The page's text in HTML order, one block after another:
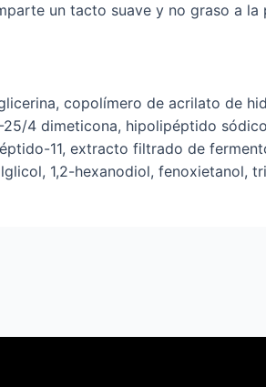
un tacto suave y no graso a la
copolímero de acrilato de
25/4 dimeticona, hipolipéptido
11, extracto filtrado de
1,2-hexanodiol, fenoxietanol,